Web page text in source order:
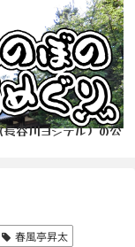
谷川ヨシテル）の公
春風亭昇太